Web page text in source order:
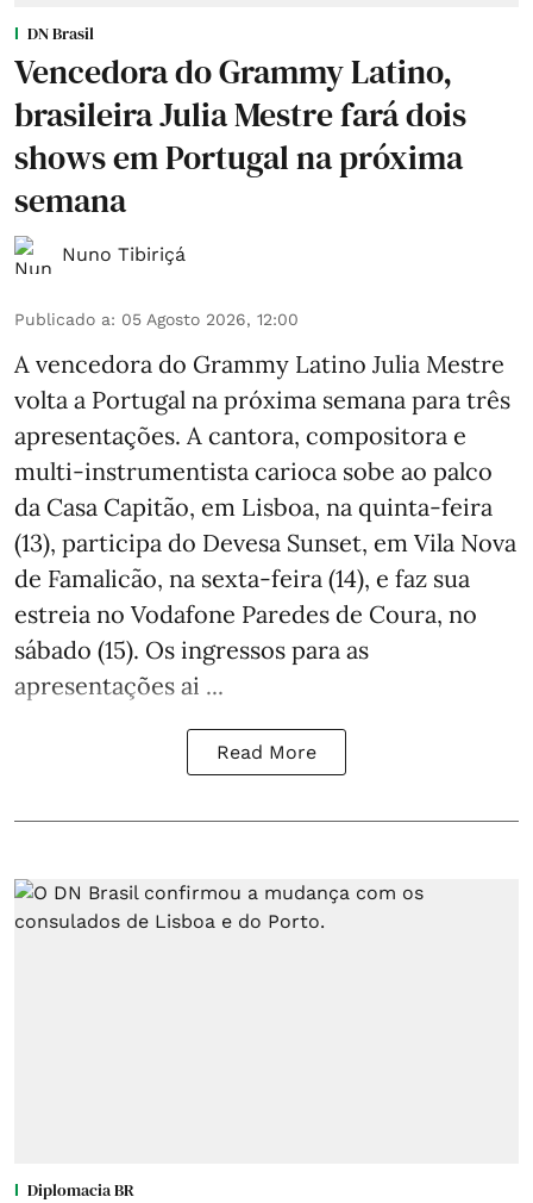
DN Brasil
Vencedora do Grammy Latino,
brasileira Julia Mestre fará dois
shows em Portugal na próxima
semana
Nuno Tibiriçá
Publicado a: 05 Agosto 2026, 12:00
A vencedora do Grammy Latino Julia Mestre
volta a Portugal na próxima semana para três
apresentações. A cantora, compositora e
multi-instrumentista carioca sobe ao palco
da Casa Capitão, em Lisboa, na quinta-feira
(13), participa do Devesa Sunset, em Vila Nova
de Famalicão, na sexta-feira (14), e faz sua
estreia no Vodafone Paredes de Coura, no
sábado (15). Os ingressos para as
apresentações ai ...
Read More
Diplomacia BR